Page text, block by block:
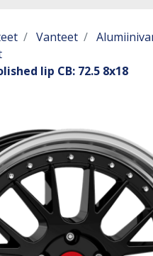
Vanteet
lip CB: 72.5 8x18